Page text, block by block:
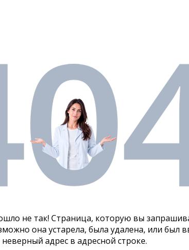
не так! Страница, которую вы
она устарела, была удалена, или был
неверный адрес в адресной строке.